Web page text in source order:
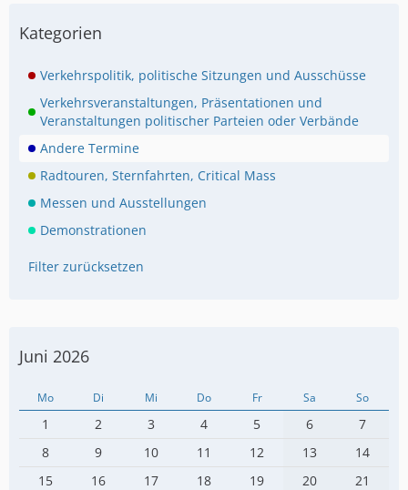
Kategorien
Verkehrspolitik, politische Sitzungen und Ausschüsse
Verkehrsveranstaltungen, Präsentationen und
Veranstaltungen politischer Parteien oder Verbände
Andere Termine
Radtouren, Sternfahrten, Critical Mass
Messen und Ausstellungen
Demonstrationen
Filter zurücksetzen
Juni 2026
Mo Di Mi Do Fr Sa So
1 2 3 4 5 6
7
8
9 10 11 12 13
14
15
16 17 18 19 20
21